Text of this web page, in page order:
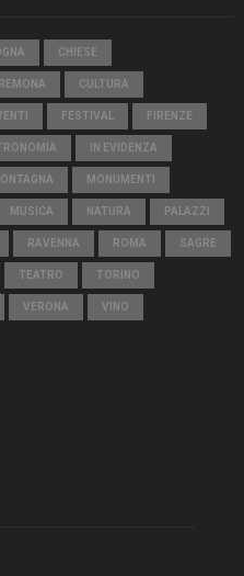
CHIESE
CULTURA
FESTIVAL FIRENZE
IN EVIDENZA
MONUMENTI
MUSICA NATURA PALAZZI
RAVENNA ROMA SAGRE
TEATRO TORINO
VERONA VINO